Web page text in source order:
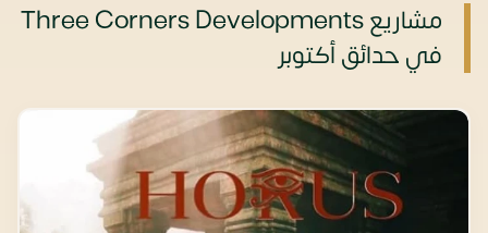
مشاريع Three Corners Developments
في حدائق أكتوبر